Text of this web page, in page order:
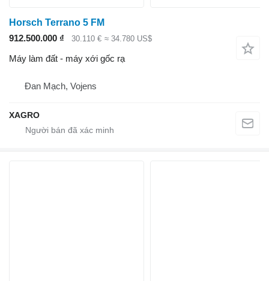
Horsch Terrano 5 FM
912.500.000 ₫
30.110 € ≈ 34.780 US$
Máy làm đất - máy xới gốc rạ
Đan Mạch, Vojens
XAGRO